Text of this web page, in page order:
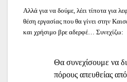
Αλλά για να δούμε, λέει τίποτα για
θέση εργασίας που θα γίνει στην
και χρήσιμο βρε αδερφέ… Συνεχίζω:
Θα συνεχίσουμε να
πόρους απευθείας